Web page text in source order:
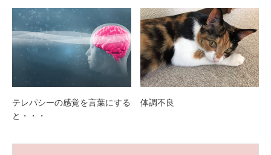
テレパシーの感覚を言葉にする
と・・・
体調不良